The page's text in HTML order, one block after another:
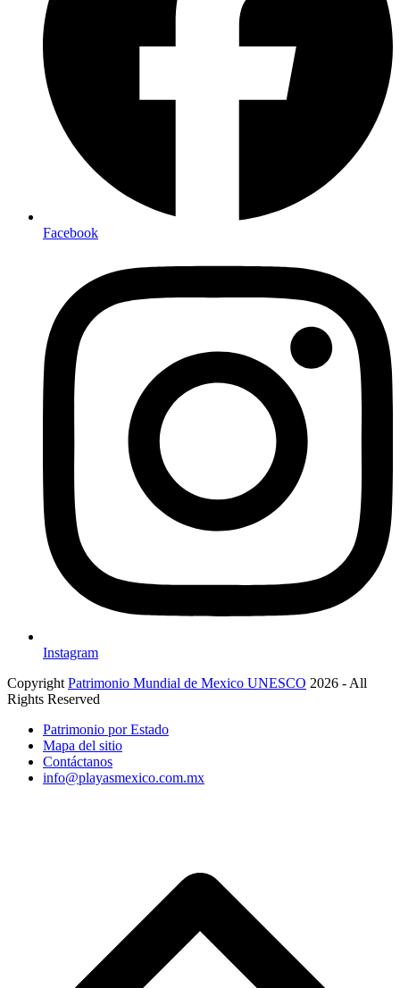
Facebook
Instagram
Copyright Patrimonio Mundial de Mexico UNESCO 2026 - All
Rights Reserved
Patrimonio por Estado
Mapa del sitio
Contáctanos
info@playasmexico.com.mx